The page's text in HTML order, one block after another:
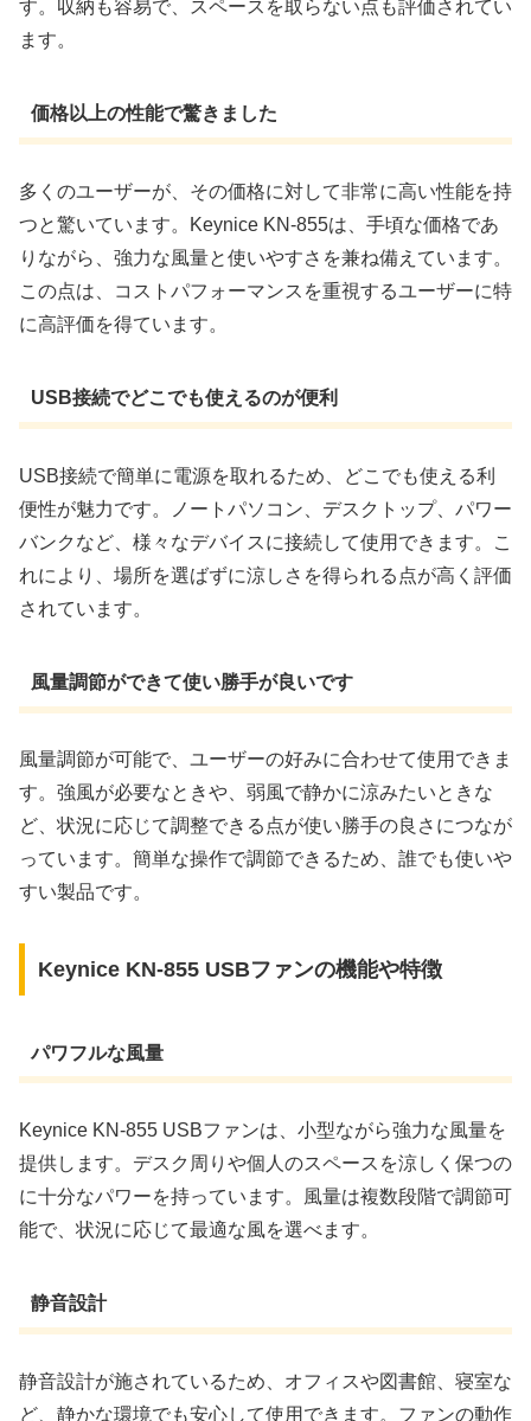
す。収納も容易で、スペースを取らない点も評価されてい
ます。
価格以上の性能で驚きました
多くのユーザーが、その価格に対して非常に高い性能を持
つと驚いています。Keynice KN-855は、手頃な価格であ
りながら、強力な風量と使いやすさを兼ね備えています。
この点は、コストパフォーマンスを重視するユーザーに特
に高評価を得ています。
USB接続でどこでも使えるのが便利
USB接続で簡単に電源を取れるため、どこでも使える利
便性が魅力です。ノートパソコン、デスクトップ、パワー
バンクなど、様々なデバイスに接続して使用できます。こ
れにより、場所を選ばずに涼しさを得られる点が高く評価
されています。
風量調節ができて使い勝手が良いです
風量調節が可能で、ユーザーの好みに合わせて使用できま
す。強風が必要なときや、弱風で静かに涼みたいときな
ど、状況に応じて調整できる点が使い勝手の良さにつなが
っています。簡単な操作で調節できるため、誰でも使いや
すい製品です。
Keynice KN-855 USBファンの機能や特徴
パワフルな風量
Keynice KN-855 USBファンは、小型ながら強力な風量を
提供します。デスク周りや個人のスペースを涼しく保つの
に十分なパワーを持っています。風量は複数段階で調節可
能で、状況に応じて最適な風を選べます。
静音設計
静音設計が施されているため、オフィスや図書館、寝室な
ど、静かな環境でも安心して使用できます。ファンの動作